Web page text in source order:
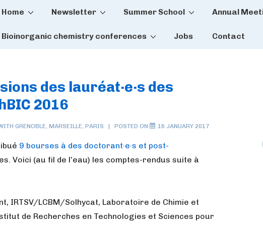
Home Newsletter Summer School Annual
Bioinorganic chemistry conferences Jobs Contact
des lauréat·e·s des
2016
GRENOBLE, MARSEILLE, PARIS POSTED ON 16 JANUARY 2017
9 bourses à des doctorant·e·s et post-
Voici (au fil de l’eau) les comptes-rendus suite à
IRTSV/LCBM/Solhycat, Laboratoire de Chimie et
de Recherches en Technologies et Sciences pour